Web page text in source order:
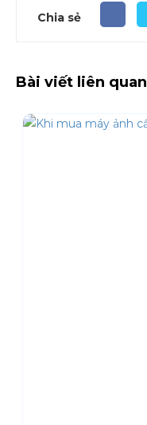
Chia sẻ
Bài viết liên quan